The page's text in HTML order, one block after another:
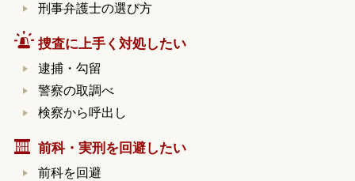
刑事弁護士の選び方
捜査に上手く対処したい
逮捕・勾留
警察の取調べ
検察から呼出し
前科・実刑を回避したい
前科を回避